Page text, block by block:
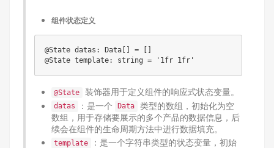
组件状态定义
@State datas: Data[] = []
@State 装饰器用于定义组件的响应式状态变量。
datas ：是一个 Data
类型的数组，初始化为空
数组，用于存储要展示的多个产品的数据信息，后
续会在组件的生命周期方法中进行数据填充。
template
：是一个字符串类型的状态变量，初始